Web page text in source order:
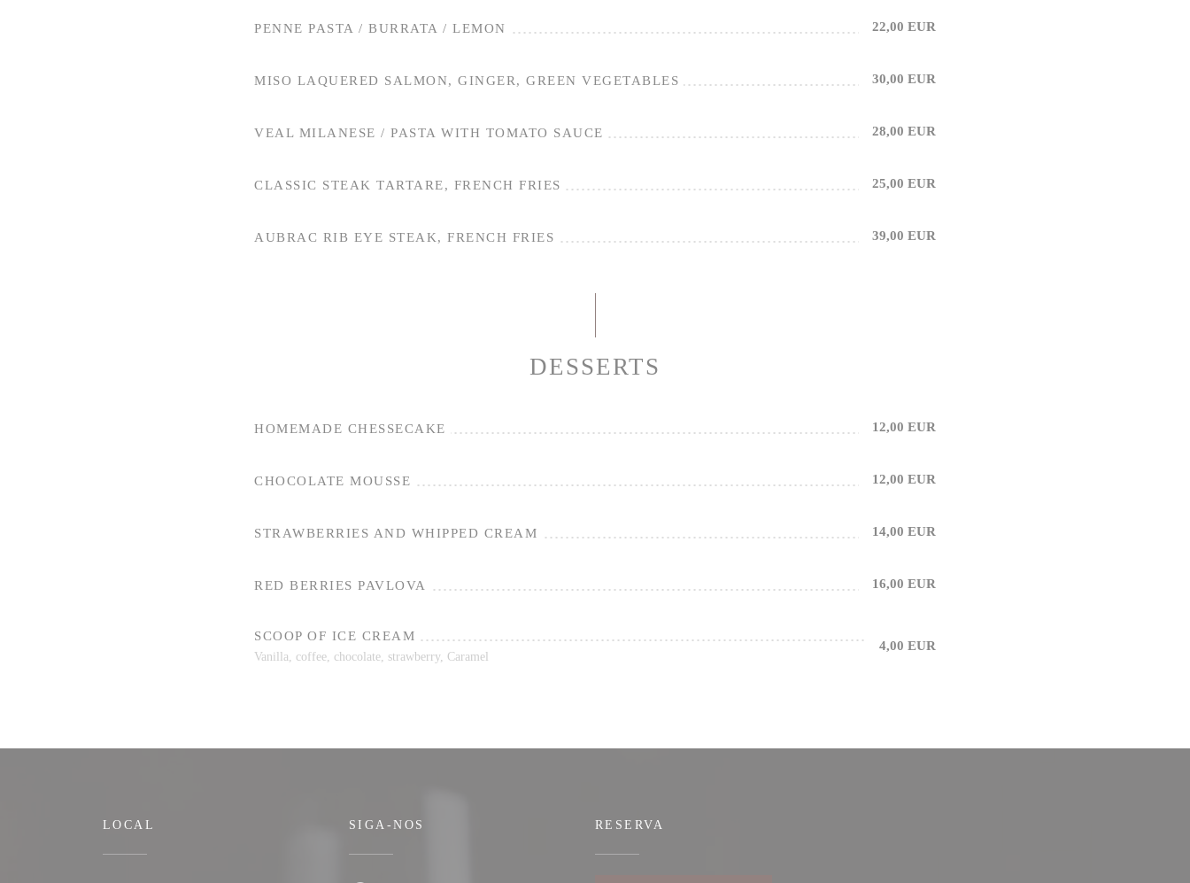
PENNE PASTA / BURRATA / LEMON 22,00 EUR
MISO LAQUERED SALMON, GINGER, GREEN VEGETABLES 30,00 EUR
VEAL MILANESE / PASTA WITH TOMATO SAUCE 28,00 EUR
CLASSIC STEAK TARTARE, FRENCH FRIES 25,00 EUR
AUBRAC RIB EYE STEAK, FRENCH FRIES 39,00 EUR
DESSERTS
HOMEMADE CHESSECAKE 12,00 EUR
CHOCOLATE MOUSSE 12,00 EUR
STRAWBERRIES AND WHIPPED CREAM 14,00 EUR
RED BERRIES PAVLOVA 16,00 EUR
SCOOP OF ICE CREAM
Vanilla, coffee, chocolate, strawberry, Caramel
4,00 EUR
LOCAL SIGA-NOS RESERVA